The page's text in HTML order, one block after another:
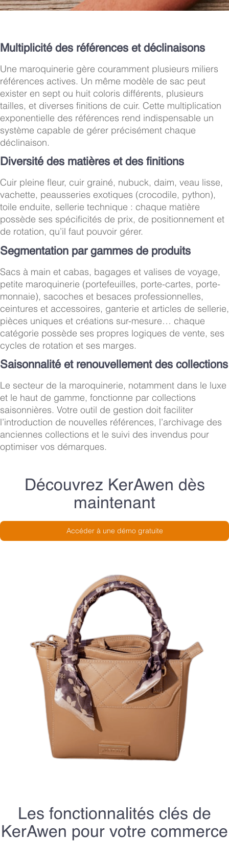
Multiplicité des références et déclinaisons
Une maroquinerie gère couramment plusieurs miliers
références actives. Un même modèle de sac peut
exister en sept ou huit coloris différents, plusieurs
tailles, et diverses finitions de cuir. Cette multiplication
exponentielle des références rend indispensable un
système capable de gérer précisément chaque
déclinaison.
Diversité des matières et des finitions
Cuir pleine fleur, cuir grainé, nubuck, daim, veau lisse,
vachette, peausseries exotiques (crocodile, python),
toile enduite, sellerie technique : chaque matière
possède ses spécificités de prix, de positionnement et
de rotation, qu’il faut pouvoir gérer.
Segmentation par gammes de produits
Sacs à main et cabas, bagages et valises de voyage,
petite maroquinerie (portefeuilles, porte-cartes, porte-
monnaie), sacoches et besaces professionnelles,
ceintures et accessoires, ganterie et articles de sellerie,
pièces uniques et créations sur-mesure… chaque
catégorie possède ses propres logiques de vente, ses
cycles de rotation et ses marges.
Saisonnalité et renouvellement des collections
Le secteur de la maroquinerie, notamment dans le luxe
et le haut de gamme, fonctionne par collections
saisonnières. Votre outil de gestion doit faciliter
l’introduction de nouvelles références, l’archivage des
anciennes collections et le suivi des invendus pour
optimiser vos démarques.
Découvrez KerAwen dès
maintenant
Accéder à une démo gratuite
Les fonctionnalités clés de
KerAwen pour votre commerce